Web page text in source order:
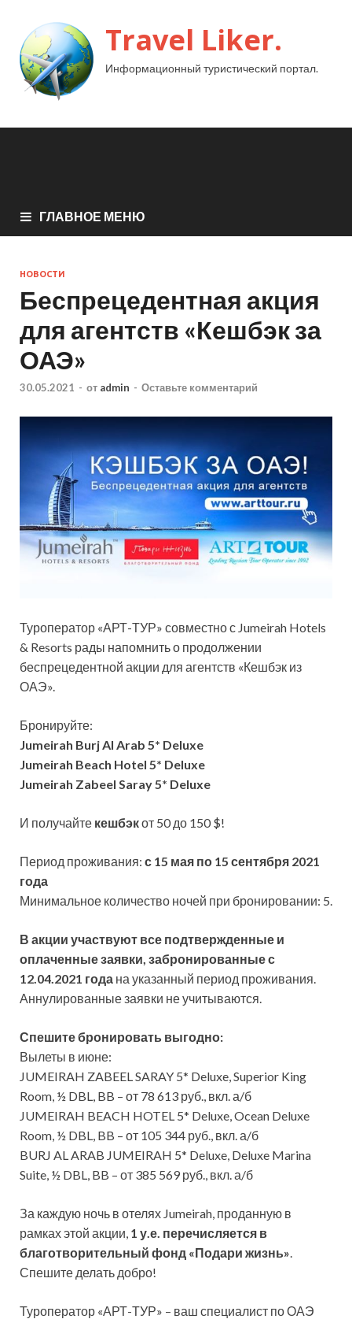
Travel Liker.
Информационный туристический портал.
ГЛАВНОЕ МЕНЮ
НОВОСТИ
Беспрецедентная акция
для агентств «Кешбэк за
ОАЭ»
30.05.2021 - от admin - Оставьте комментарий
Туроператор «АРТ-ТУР» совместно с Jumeirah Hotels
& Resorts рады напомнить о продолжении
беспрецедентной акции для агентств «Кешбэк из
ОАЭ».
Бронируйте:
Jumeirah Burj Al Arab 5* Deluxe
Jumeirah Beach Hotel 5* Deluxe
Jumeirah Zabeel Saray 5* Deluxe
И получайте кешбэкот 50 до 150 $!
Период проживания: с 15 мая по 15 сентября 2021
года
Минимальное количество ночей при бронировании: 5.
В акции участвуют все подтвержденные и
оплаченные заявки, забронированные с
12.04.2021 года на указанный период проживания.
Аннулированные заявки не учитываются.
Спешите бронировать выгодно:
Вылеты в июне:
JUMEIRAH ZABEEL SARAY 5* Deluxe, Superior King
Room, ½ DBL, BB – от 78 613 руб., вкл. а/б
JUMEIRAH BEACH HOTEL 5* Deluxe, Ocean Deluxe
Room, ½ DBL, BB – от 105 344 руб., вкл. а/б
BURJ AL ARAB JUMEIRAH 5* Deluxe, Deluxe Marina
Suite, ½ DBL, BB – от 385 569 руб., вкл. а/б
За каждую ночь в отелях Jumeirah, проданную в
рамках этой акции, 1 у.е. перечисляется в
благотворительный фонд «Подари жизнь».
Спешите делать добро!
Туроператор «АРТ-ТУР» – ваш специалист по ОАЭ